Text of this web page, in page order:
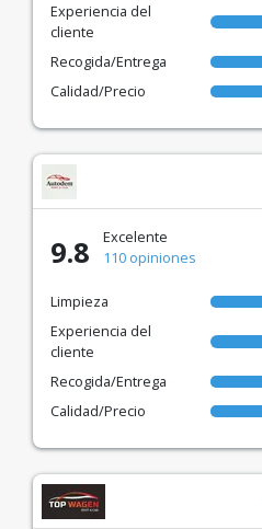
Experiencia del
cliente
Recogida/Entrega
Calidad/Precio
9.8
Excelente
110 opiniones
Limpieza
Experiencia del
cliente
Recogida/Entrega
Calidad/Precio